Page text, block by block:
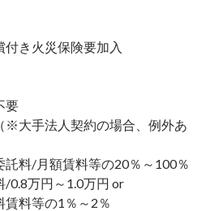
火災保険要加入
要
手法人契約の場合、例外あ
料/月額賃料等の20％～100％
万円～1.0万円 or
料等の1％～2％